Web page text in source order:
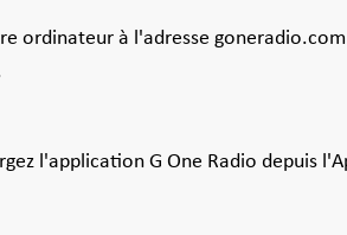
ordinateur à l'adresse
l'application G One Radio depuis